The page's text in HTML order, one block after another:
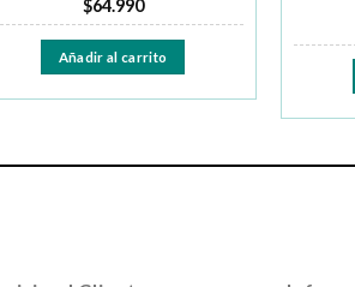
$64.990
Añadir al carrito